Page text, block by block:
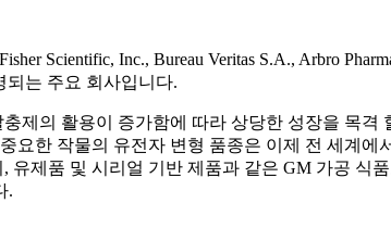
Scientific, Inc., Bureau Veritas S.A., Arbro
되는 주요 회사입니다.
제의 활용이 증가함에 따라 상당한 성장을 목
요한 작물의 유전자 변형 품종은 이제 전 세계
제품 및 시리얼 기반 제품과 같은 GM 가공 식
.